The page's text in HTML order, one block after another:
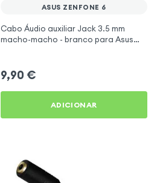
ASUS ZENFONE 6
Cabo Áudio auxiliar Jack 3.5 mm
macho-macho - branco para Asus
9,90 €
ADICIONAR